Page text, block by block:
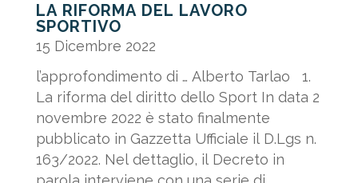
LA RIFORMA DEL LAVORO
SPORTIVO
15 Dicembre 2022
l’approfondimento di … Alberto Tarlao 1.
La riforma del diritto dello Sport In data 2
novembre 2022 è stato finalmente
pubblicato in Gazzetta Ufficiale il D.Lgs n.
163/2022. Nel dettaglio, il Decreto in